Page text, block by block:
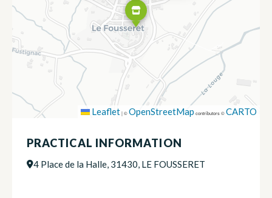
Leaflet|©OpenStreetMap contributors ©CARTO
PRACTICAL INFORMATION
4 Place de la Halle, 31430, LE FOUSSERET